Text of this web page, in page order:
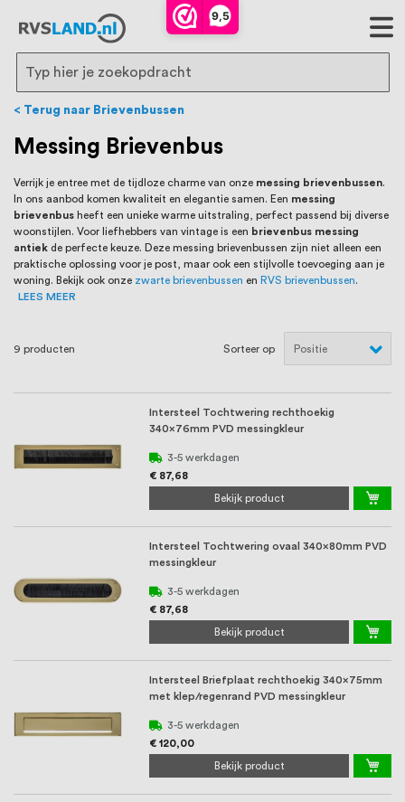
9,5
RVS Land is een écht familiebedrijf met
bijna 20 jaar ervaring in RVS producten
voor binnen- en buitenhuis, waaronder
trapleuningen, deurbeslag,
ventilatieroosters en bouwbeslag. In onze
webshop vind je het grootste assortiment
van Nederland en België, met meer dan
100.000 hoogwaardige RVS artikelen
direct uit voorraad leverbaar. Wij hebben
RVS op maat produceren, geheel volgens
oprichting staat persoonlijke service bij
ons voorop, want we geloven dat een
goede relatie met onze klanten het
Search
Terug naar Brievenbussen
Messing Brievenbus
Verrijk je entree met de tijdloze charme van onze messing brievenbussen.
In ons aanbod komen kwaliteit en elegantie samen. Een messing
brievenbus heeft een unieke warme uitstraling, perfect passend bij diverse
woonstijlen. Voor liefhebbers van vintage is een brievenbus messing
antiek de perfecte keuze. Deze messing brievenbussen zijn niet alleen een
praktische oplossing voor je post, maar ook een stijlvolle toevoeging aan je
woning. Bekijk ook onze zwarte brievenbussen en RVS brievenbussen.
LEES MEER
9 producten Sorteer op
Intersteel Tochtwering rechthoekig
340x76mm PVD messingkleur
3-5 werkdagen
€ 87,68
Bekijk product
Intersteel Tochtwering ovaal 340x80mm PVD
messingkleur
3-5 werkdagen
€ 87,68
Bekijk product
Intersteel Briefplaat rechthoekig 340x75mm
met klep/regenrand PVD messingkleur
3-5 werkdagen
€ 120,00
Bekijk product